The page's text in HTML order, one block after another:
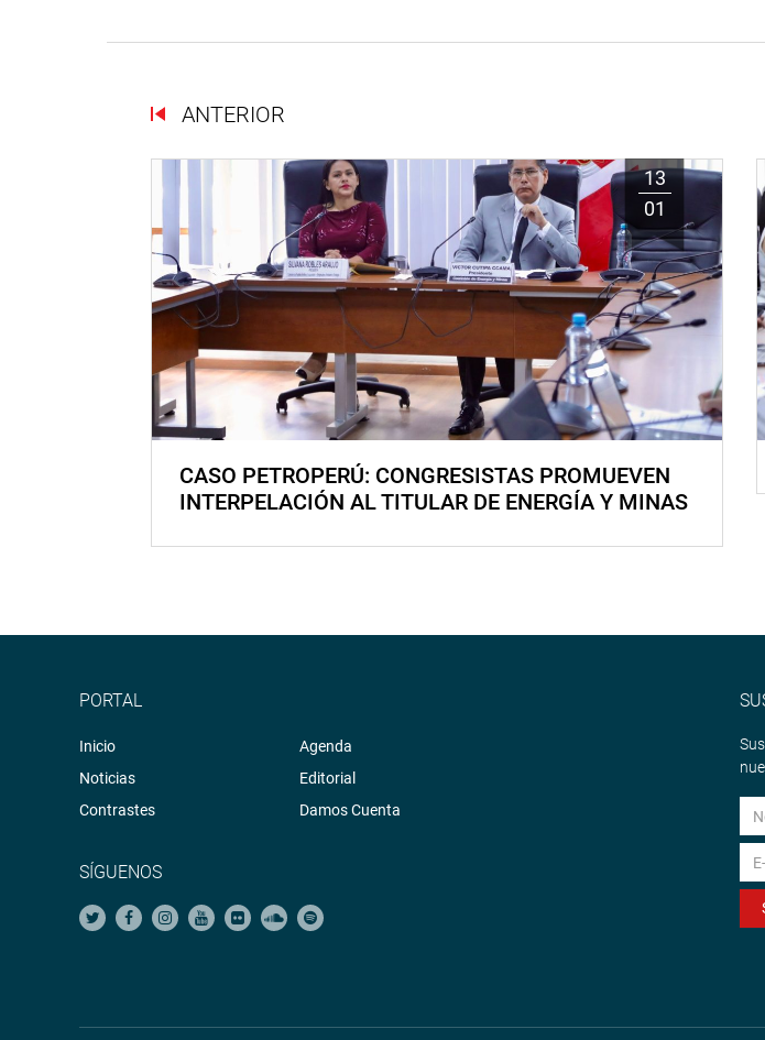
ANTERIOR
13
01
CASO PETROPERÚ: CONGRESISTAS PROMUEVEN
INTERPELACIÓN AL TITULAR DE ENERGÍA Y MINAS
PORTAL
Inicio
Noticias
Contrastes
Agenda
Editorial
Damos Cuenta
SÍGUENOS